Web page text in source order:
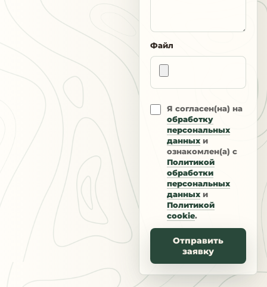
Файл
Я согласен(на) на
обработку
персональных
данных и
ознакомлен(а) с
Политикой
обработки
персональных
данных и
Политикой
cookie.
Отправить
заявку